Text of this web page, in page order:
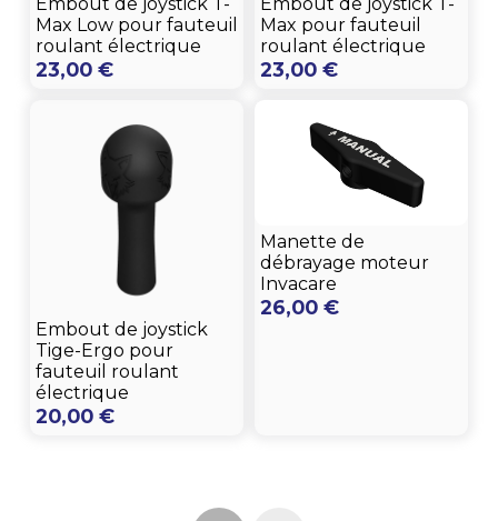
Max Low pour fauteuil
roulant électrique
23,00 €
Max pour fauteuil
roulant électrique
23,00 €
Embout de joystick
Tige-Ergo pour
fauteuil roulant
électrique
20,00 €
Manette de
débrayage moteur
Invacare
26,00 €